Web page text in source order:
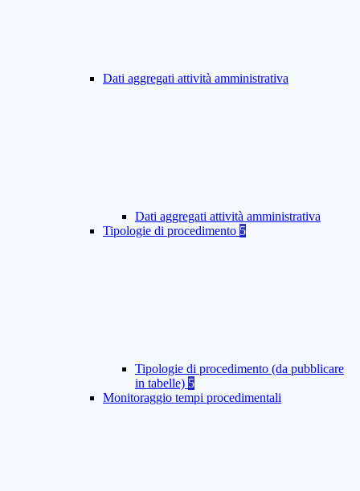
Dati aggregati attività amministrativa
Dati aggregati attività amministrativa
Tipologie di procedimento 5
Tipologie di procedimento (da pubblicare
in tabelle) 5
Monitoraggio tempi procedimentali